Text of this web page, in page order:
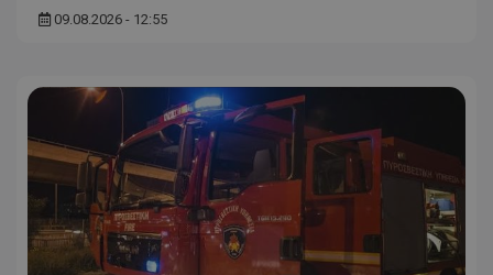
09.08.2026 - 12:55